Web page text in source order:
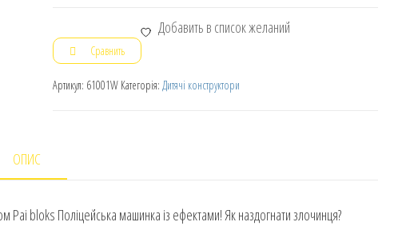
Добавить в список желаний
Сравнить
Артикул: 61001W Категорія: Дитячі конструктори
ОПИС
Pai bloks Поліцейська машинка із ефектами! Як наздогнати злочинця?